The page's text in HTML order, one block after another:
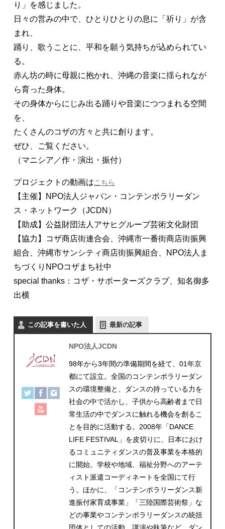
り」を感じました。
日々の営みの中で、ひとりひとりの息に「祈り」が含
まれ、
踊り、歌うことに、平和を願う気持ちが込められてい
る。
赤ん坊の時に母親に抱かれ、沖縄の音楽に揺られなが
ら育った身体。
その身体からにじみ出る踊りや音楽につつまれる空間
を、
たくさんのコザの方々と共に創ります。
ぜひ、ご覧ください。
（マニシア／作・演出・振付）
プロジェクトの動画は
【主催】NPO法人ジャパン・コンテンポラリーダン
ス・ネットワーク（JCDN）
【助成】公益財団法人アサヒグループ芸術文化財団
【協力】コザ商店街連合会、沖縄市一番街商店街振興
組合、沖縄市サンシティ商店街振興組合、NPO法人ま
ちづくりNPOコザまち社中
special thanks：コザ・サポーターズクラブ、知名御多
出横
この記事を書いた人 最新の記事
NPO法人JCDN
98年から3年間の準備期間を経て、01年京
都にて設立。全国のコンテンポラリーダン
スの環境整備と、ダンスの持っている力を
社会の中で活かし、子供から高齢者まで日
常生活の中でダンスに触れる機会を創るこ
とを目的に活動する。2008年「DANCE
LIFE FESTIVAL」を皮切りに、日本におけ
るコミュニティダンスの普及事業を本格的
に開始。学校や地域、福祉分野へのアーテ
ィスト派遣コーディネートを全国にて行
う。ほかに、「コンテンポラリーダンス新
進振付家育成事業」「三陸国際芸術祭」な
どの事業やコンテンポラリーダンスの統括